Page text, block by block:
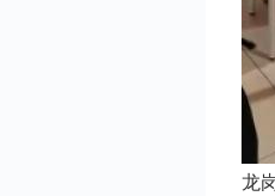
龙